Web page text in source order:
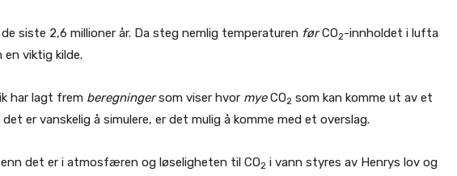
siste 2,6 millioner år. Da steg nemlig temperaturen førCO2-innholdet i lufta
viktig kilde.
har lagt frem beregningersom viser hvor myeCO2 som kan komme ut av et
er vanskelig å simulere, er det mulig å komme med et overslag.
det er i atmosfæren og løseligheten til CO2 i vann styres av Henrys lov og